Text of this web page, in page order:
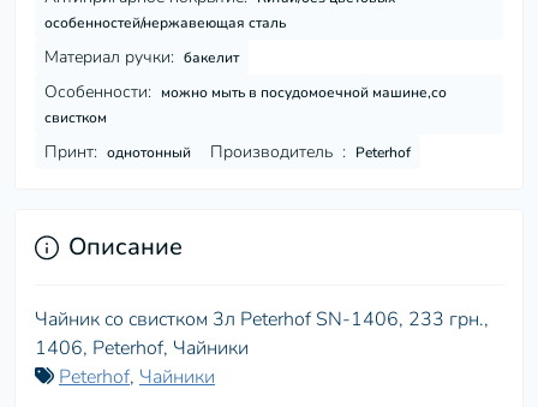
особенностей/нержавеющая сталь
Материал ручки: бакелит
Особенности:
можно мыть в посудомоечной машине,со
свистком
Принт: однотонный Производитель : Peterhof
Описание
Чайник со свистком 3л Peterhof SN-1406, 233 грн.,
1406, Peterhof, Чайники
Peterhof, Чайники